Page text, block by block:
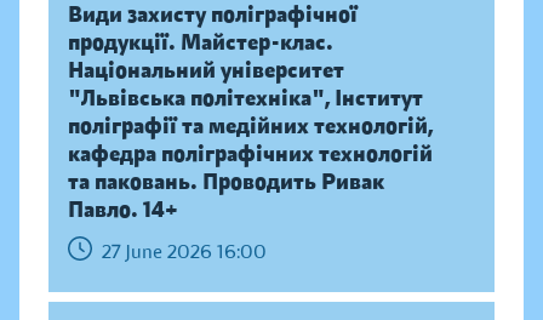
Види захисту поліграфічної
продукції. Майстер-клас.
Національний університет
"Львівська політехніка", Інститут
поліграфії та медійних технологій,
кафедра поліграфічних технологій
та паковань. Проводить Ривак
Павло. 14+
27 June 2026 16:00